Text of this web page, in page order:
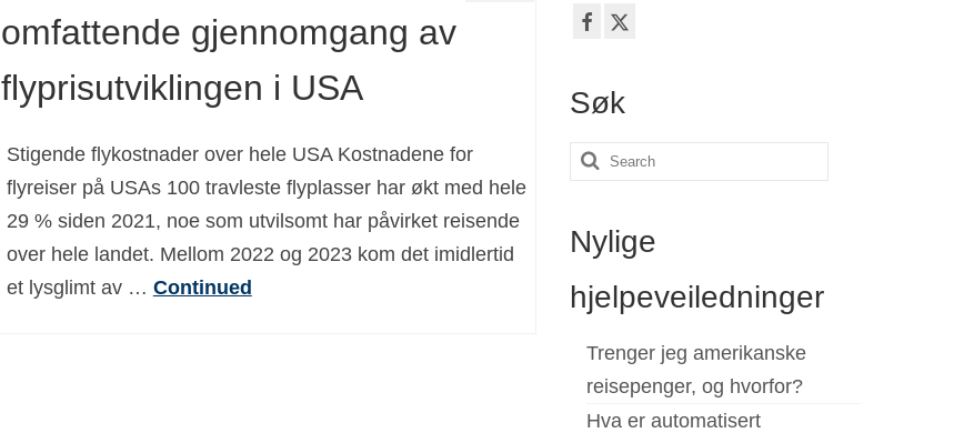
omfattende gjennomgang av
flyprisutviklingen i USA
Stigende flykostnader over hele USA Kostnadene for
flyreiser på USAs 100 travleste flyplasser har økt med hele
29 % siden 2021, noe som utvilsomt har påvirket reisende
over hele landet. Mellom 2022 og 2023 kom det imidlertid
et lysglimt av … Continued
Søk
Search
Nylige
hjelpeveiledninger
Trenger jeg amerikanske
reisepenger, og hvorfor?
Hva er automatisert